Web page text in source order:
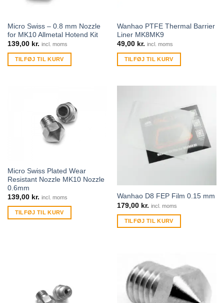
Micro Swiss – 0.8 mm Nozzle
for MK10 Allmetal Hotend Kit
139,00 kr. incl. moms
TILFØJ TIL KURV
Wanhao PTFE Thermal Barrier
Liner MK8MK9
49,00 kr. incl. moms
TILFØJ TIL KURV
Micro Swiss Plated Wear
Resistant Nozzle MK10 Nozzle
0.6mm
139,00 kr. incl. moms
TILFØJ TIL KURV
Wanhao D8 FEP Film 0.15 mm
179,00 kr. incl. moms
TILFØJ TIL KURV